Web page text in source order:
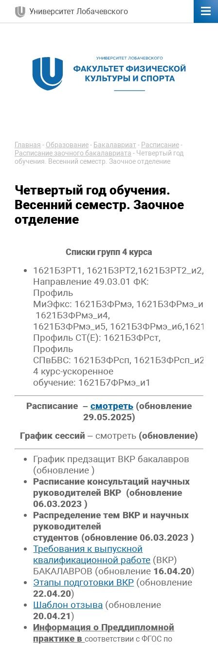
Университет Лобачевского
Главная - Образование- Бакалавриат- Расписание-
Расписание заочного бакалавриата - Четвертый год
обучения. Весенний семестр. Заочное отделение
Четвертый год обучения.
Весенний семестр. Заочное
отделение
Списки групп 4 курса
1621Б3РТ1, 1621Б3РТ2,1621Б3РТ2_и2,
Направление 49.03.01 ФК:
Профиль
МиЭфкс: 1621Б3ФРмэ, 1621Б3ФРмэ_и1,
1621Б3ФРмэ_и4,
1621Б3ФРмэ_и5,
Профиль СТ(Е): 1621Б3ФРст,
Профиль
СПвБВС: 1621Б3ФРсп, 1621Б3ФРсп_и2
4 курс-ускоренное
обучение: 1621Б7ФРмэ_и1
Расписание – смотреть (обновление
29.05.2025)
График сессий – смотреть (обновление)
График предзащит ВКР бакалавров
(обновление )
Расписание консультаций научных
руководителей ВКР (обновление
06.03.2023 )
Распределение тем ВКР и научных
руководителей
студентов (обновление 06.03.2023 )
Требования к выпускной
квалификационной работе (ВКР)
БАКАЛАВРОВ (обновление 16.04.20)
Этапы подготовки ВКР (обновление
22.04.20)
Шаблон отзыва (обновление
20.04.21)
Информация о Преддипломной
практике всоответствии с ФГОС по